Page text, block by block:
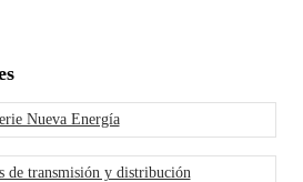
Nueva Energía
de transmisión y distribución